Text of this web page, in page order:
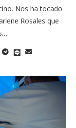
Nos ha tocado
Rosales que